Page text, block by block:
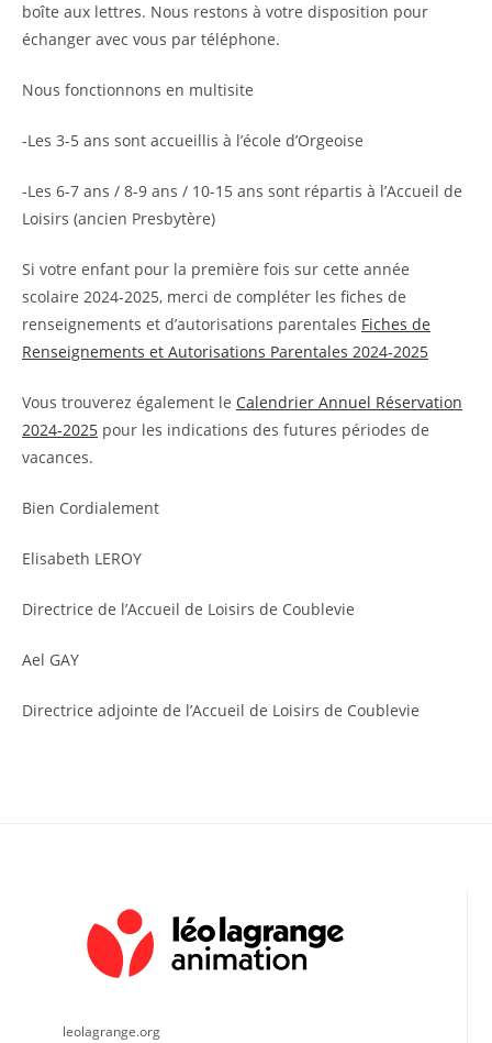
boîte aux lettres. Nous restons à votre disposition pour
échanger avec vous par téléphone.
Nous fonctionnons en multisite
-Les 3-5 ans sont accueillis à l’école d’Orgeoise
-Les 6-7 ans / 8-9 ans / 10-15 ans sont répartis à l’Accueil de
Loisirs (ancien Presbytère)
Si votre enfant pour la première fois sur cette année
scolaire 2024-2025, merci de compléter les fiches de
renseignements et d’autorisations parentales Fiches de
Renseignements et Autorisations Parentales 2024-2025
Vous trouverez également le Calendrier Annuel Réservation
2024-2025 pour les indications des futures périodes de
vacances.
Bien Cordialement
Elisabeth LEROY
Directrice de l’Accueil de Loisirs de Coublevie
Ael GAY
Directrice adjointe de l’Accueil de Loisirs de Coublevie
leolagrange.org